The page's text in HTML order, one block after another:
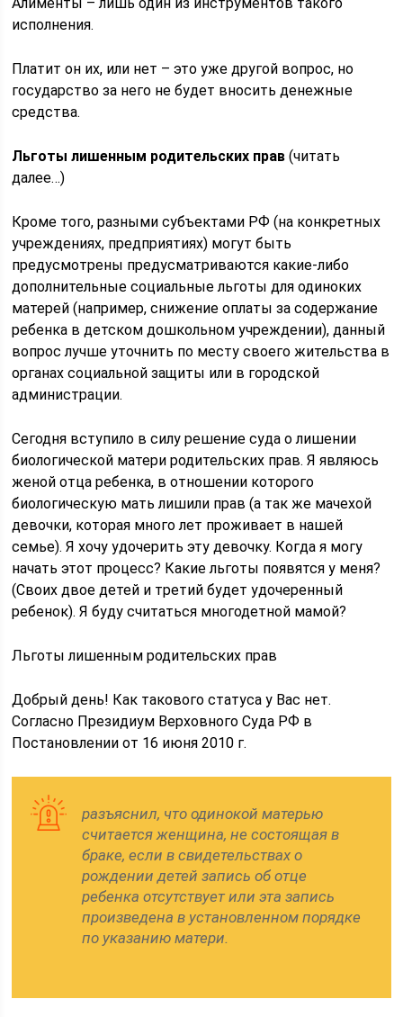
исполнения.
Платит он их, или нет – это уже другой вопрос, но
государство за него не будет вносить денежные
средства.
Льготы лишенным родительских прав (читать
далее…)
Кроме того, разными субъектами РФ (на конкретных
учреждениях, предприятиях) могут быть
предусмотрены предусматриваются какие-либо
дополнительные социальные льготы для одиноких
матерей (например, снижение оплаты за содержание
ребенка в детском дошкольном учреждении), данный
вопрос лучше уточнить по месту своего жительства в
органах социальной защиты или в городской
администрации.
Сегодня вступило в силу решение суда о лишении
биологической матери родительских прав. Я являюсь
женой отца ребенка, в отношении которого
биологическую мать лишили прав (а так же мачехой
девочки, которая много лет проживает в нашей
семье). Я хочу удочерить эту девочку. Когда я могу
начать этот процесс? Какие льготы появятся у меня?
(Своих двое детей и третий будет удочеренный
ребенок). Я буду считаться многодетной мамой?
Льготы лишенным родительских прав
Добрый день! Как такового статуса у Вас нет.
Согласно Президиум Верховного Суда РФ в
Постановлении от 16 июня 2010 г.
разъяснил, что одинокой матерью
считается женщина, не состоящая в
браке, если в свидетельствах о
рождении детей запись об отце
ребенка отсутствует или эта запись
произведена в установленном порядке
по указанию матери.